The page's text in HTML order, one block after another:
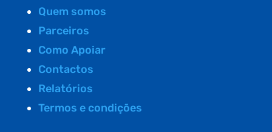
Quem somos
Parceiros
Como Apoiar
Contactos
Relatórios
Termos e condições